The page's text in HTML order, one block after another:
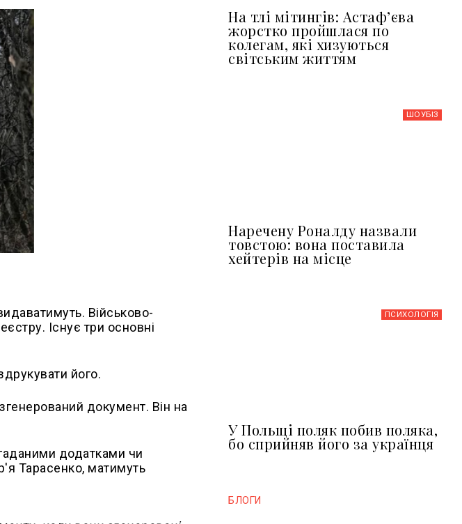
Військово-
Існує три основні
його.
документ. Він на
додатками чи
Тарасенко, матимуть
На тлі мітингів: Астафʼєва
жорстко пройшлася по
колегам, які хизуються
світським життям
ШОУБIЗ
Наречену Роналду назвали
товстою: вона поставила
хейтерів на місце
ПСИХОЛОГІЯ
У Польщі поляк побив поляка,
бо сприйняв його за українця
БЛОГИ